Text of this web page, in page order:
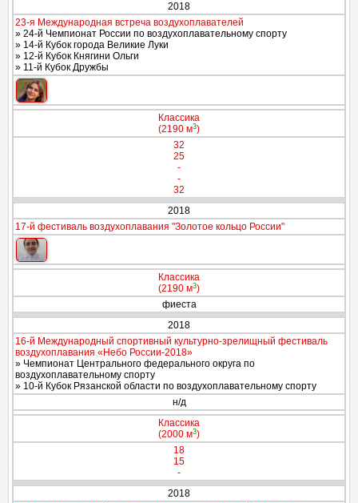
2018
23-я Международная встреча воздухоплавателей
» 24-й Чемпионат России по воздухоплавательному спорту
» 14-й Кубок города Великие Луки
» 12-й Кубок Княгини Ольги
» 11-й Кубок Дружбы
Классика
(2190 м3)
32
25
-
-
32
2018
17-й фестиваль воздухоплавания "Золотое кольцо России"
Классика
(2190 м3)
фиеста
2018
16-й Международный спортивный культурно-зрелищный фестиваль
воздухоплавания «Небо России-2018»
» Чемпионат Центрального федерального округа по
воздухоплавательному спорту
» 10-й Кубок Рязанской области по воздухоплавательному спорту
н/д
Классика
(2000 м3)
18
15
-
2018